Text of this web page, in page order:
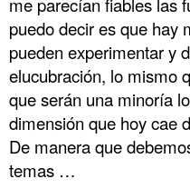
puedo decir es que hay
pueden experimentar y
elucubración, lo mismo
que serán una minoría
dimensión que hoy cae
De manera que
temas …